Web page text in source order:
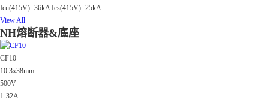
Icu(415V)=36kA Ics(415V)=25kA
View All
NH熔断器&底座
CF10
10.3x38mm
500V
1-32A